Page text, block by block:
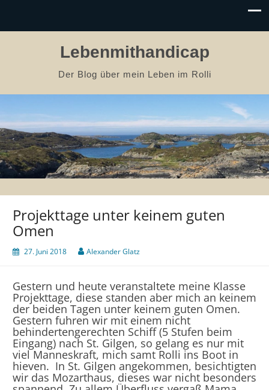
Lebenmithandicap
Der Blog über mein Leben im Rolli
Projekttage unter keinem guten
Omen
27. Juni 2018 Alexander Glatz
Gestern und heute veranstaltete meine Klasse
Projekttage, diese standen aber mich an keinem
der beiden Tagen unter keinem guten Omen.
Gestern fuhren wir mit einem nicht
behindertengerechten Schiff (5 Stufen beim
Eingang) nach St. Gilgen, so gelang es nur mit
viel Manneskraft, mich samt Rolli ins Boot in
hieven. In St. Gilgen angekommen, besichtigten
wir das Mozarthaus, dieses war nicht besonders